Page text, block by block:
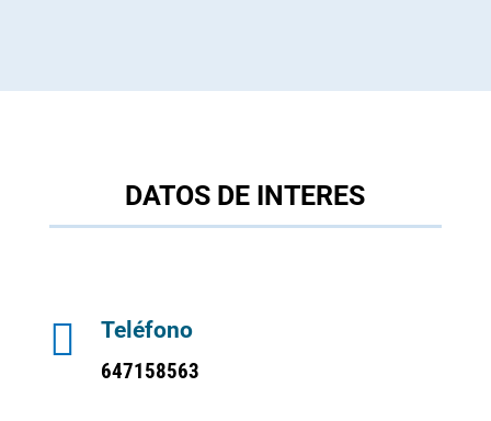
DATOS DE INTERES
 Teléfono
647158563